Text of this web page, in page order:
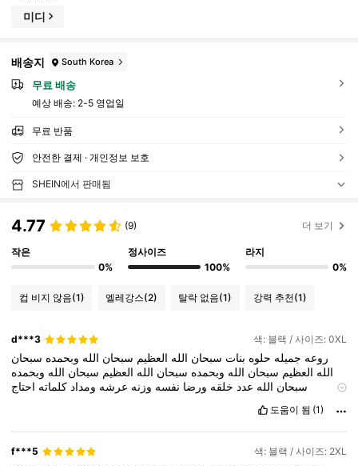
미디
배송지 South Korea
무료 배송
예상 배송: 2-5 영업일
무료 반품
안전한 결제 · 개인정보 보호
SHEIN에서 판매됨
4.77 (9) 더 보기
작은
0%
정사이즈
100%
라지
0%
컵 비지 않음(1) 엘레강스(2) 탈락 없음(1) 강력 추천(1)
d***3 색: 블랙 / 사이즈: 0XL
روعه جميله حلوه بنات سبحان الله العظيم سبحان الله وبحمده سبحان
الله العظيم سبحان الله وبحمده سبحان الله العظيم سبحان الله وبحمده
سبحان الله عدد خلقه ورضا نفسه وزنه عرشه ومداد كلماته احتاج
سبحان اللهوبحمده
العظيمسبحاناللهوبحمدهسبحاناللهعددخلقهورضانفسهوزنهعرشه
ومداد
كلماته احتاج روعه جميله حلوه بنات
سبحانالله العظيم العظيم سبحان
الله
도움이 됨 (1)
f***5 색: 블랙 / 사이즈: 2XL